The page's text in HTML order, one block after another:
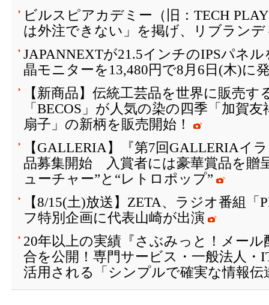
ビルスピアカデミー（旧：TECH
は外注できない」を掲げ、リブラン
JAPANNEXTが21.5インチのIPSパネ
晶モニターを13,480円で8月6日(木)に
【新商品】伝統工芸品を世界に販売す
「BECOS」が人気の染の四季「加賀
扇子」の新柄を販売開始！
【GALLERIA】『第7回GALLERIAイ
品募集開始 入賞者には豪華賞品を
ューチャー”と“レトロポップ”
【8/15(土)放送】ZETA、ラジオ番組「
フ特別企画に代表山崎が出演
20年以上の実績『さぶみっと！メール
合を公開！専門サービス・一般法人・
活用される「シンプルで確実な情報伝